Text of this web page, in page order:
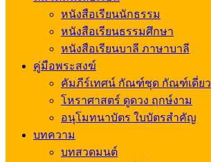
หนังสือเรียนนักธรรม
หนังสือเรียนธรรมศึกษา
หนังสือเรียนบาลี ภาษาบาลี
คู่มือพระสงฆ์
คัมภีร์เทศน์ กัณฑ์ชุด กัณฑ์เดี่ยว
โหราศาสตร์ ดูดวง ฤกษ์งาม
อนุโมทนาบัตร ใบบัตรสำคัญ
บทความ
บทสวดมนต์